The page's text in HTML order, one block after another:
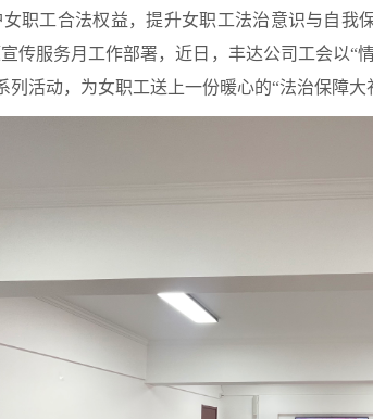
职工合法权益，提升女职工法治意识与自我
传服务月工作部署，近日，丰达公司工会以“
列活动，为女职工送上一份暖心的“法治保障大